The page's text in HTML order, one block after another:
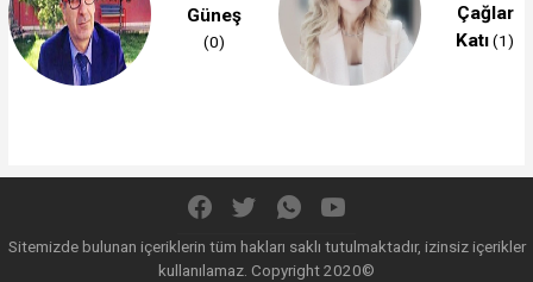
Güneş
(0)
Çağlar
Katı(1)
Sitemizde bulunan içeriklerin tüm hakları saklı tutulmaktadır, izinsiz içerikler
kullanılamaz. Copyright 2020©